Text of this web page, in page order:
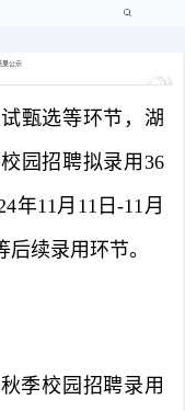
果公示
甄选等环节，湖
园招聘拟录用36
年11月11日-11月
续录用环节。
季校园招聘录用